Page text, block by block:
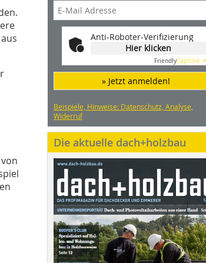
Anti-Roboter-Verifizierung
Hier klicken
FriendlyCaptcha ⇗
» Jetzt anmelden!
Beispiele, Hinweise: Datenschutz, Analyse,
Widerruf
Die aktuelle dach+holzbau